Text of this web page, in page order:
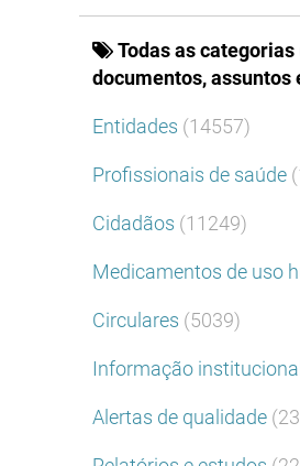
Todas as
documentos, assuntos
Entidades (14557)
Profissionais de saúde
Cidadãos (11249)
Medicamentos de uso
Circulares (5039)
Informação institucional
Alertas de qualidade